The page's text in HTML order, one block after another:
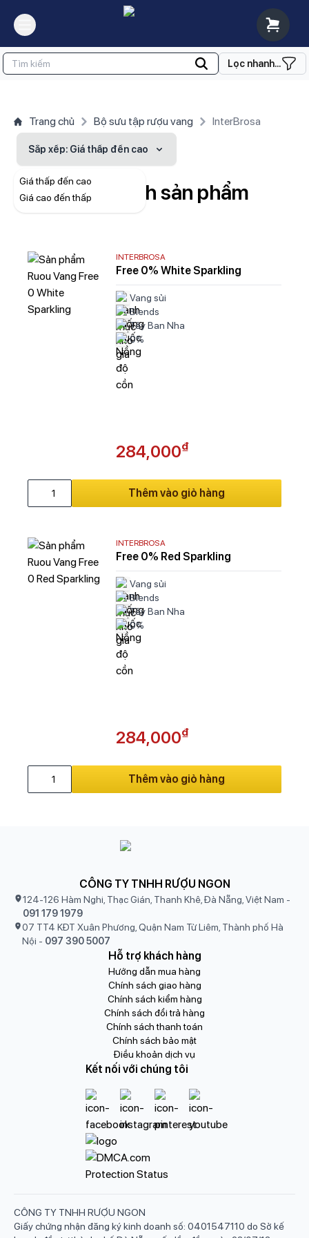
Lọc nhanh...
Trang chủ Bộ sưu tập rượu vang InterBrosa
Sắp xếp: Giá thấp đến cao
Giá thấp đến cao
Giá cao đến thấpDanh sách sản phẩm
INTERBROSA
Free 0% White Sparkling
Vang sủi
Blends
Tây Ban Nha
0%
284,000₫
Thêm vào giỏ hàng
INTERBROSA
Free 0% Red Sparkling
Vang sủi
Blends
Tây Ban Nha
0%
284,000₫
Thêm vào giỏ hàng
CÔNG TY TNHH RƯỢU NGON
124-126 Hàm Nghi, Thạc Gián, Thanh Khê, Đà Nẵng, Việt Nam -
091 179 1979
07 TT4 KĐT Xuân Phương, Quận Nam Từ Liêm, Thành phố Hà
Nội - 097 390 5007
Hỗ trợ khách hàng
Hướng dẫn mua hàng
Chính sách giao hàng
Chính sách kiểm hàng
Chính sách đổi trả hàng
Chính sách thanh toán
Chính sách bảo mật
Điều khoản dịch vụ
Kết nối với chúng tôi
CÔNG TY TNHH RƯỢU NGON
Giấy chứng nhận đăng ký kinh doanh số: 0401547110 do Sở kế